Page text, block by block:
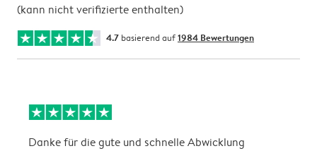
(kann nicht verifizierte enthalten)
4.7 basierend auf1984 Bewertungen
Danke für die gute und schnelle Abwicklung